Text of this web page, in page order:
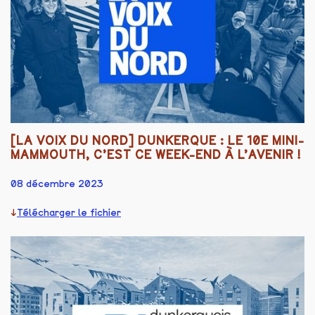
[LA VOIX DU NORD] DUNKERQUE : LE 10E MINI-
MAMMOUTH, C’EST CE WEEK-END À L’AVENIR !
08 décembre 2023
Télécharger le fichier